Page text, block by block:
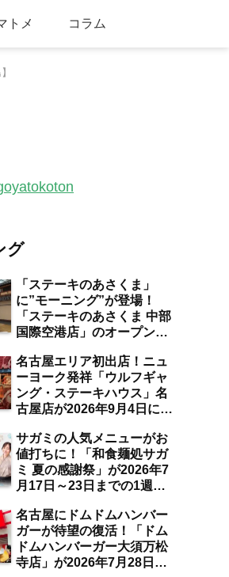
トメ コラム
グ
「ステーキのあさくま」
に”モーニング”が登場！
「ステーキのあさくま 中部
国際空港店」のオープン日
空港店舗ならではの注目サ
ービスは？【中部国際空
港】
名古屋エリア初出店！ニュ
ーヨーク発祥「ウルフギャ
ング・ステーキハウス」名
古屋店が2026年9月4日に
にオープン【伏見】
サガミの人気メニューがお
値打ちに！「和食麺処サガ
ミ 夏の感謝祭」が2026年7
月17日～23日までの1週間
券のプレゼントも【名古屋
発】
名古屋にドムドムハンバー
ガーが待望の復活！「ドム
ドムハンバーガー大須万松
寺店」が2026年7月28日に